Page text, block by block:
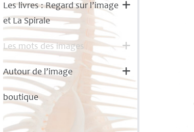
Les livres : Regard sur l’image
et La Spirale
Les mots des images
Autour de l’image
boutique